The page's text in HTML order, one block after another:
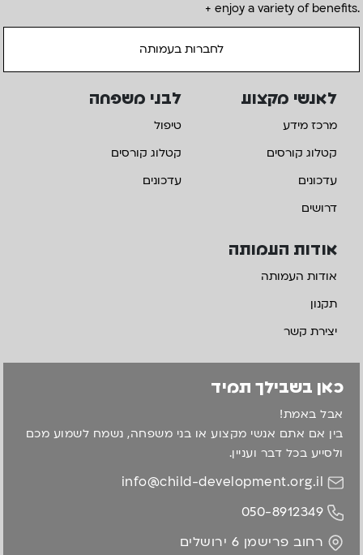
+ enjoy a variety of benefits.
לחברות בעמותה
אודות העמותה
אודות העמותה
תקנון
יצירת קשר
לאנשי מקצוע
מרכז מידע
קטלוג קורסים
עדכונים
דרושים
לבני משפחה
טיפול
קטלוג קורסים
עדכונים
כאן בשבילך תמיד
אבל באמת!
בין אם אתם אנשי מקצוע או בני משפחה, נשמח לשמוע מכם
ולסייע בכל דבר ועניין.
info@child-development.org.il
050-8912349
רחוב פרישמן 6 ירושלים